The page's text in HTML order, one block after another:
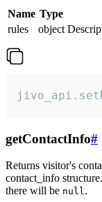
Name Type
rules
object
getContactInfo#
Returns visitor's
contact_info
there will be null.